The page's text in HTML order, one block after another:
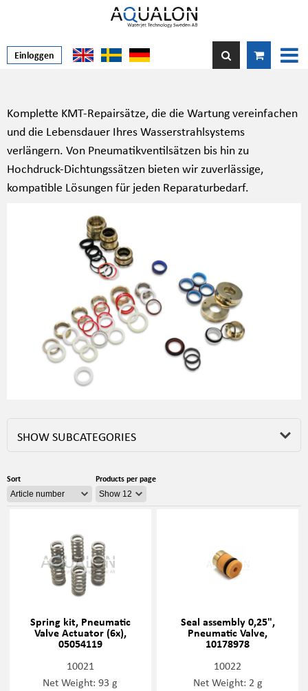
Einloggen
Komplette KMT-Repairsätze, die die Wartung vereinfachen
und die Lebensdauer Ihres Wasserstrahlsystems
verlängern. Von Pneumatikventilsätzen bis hin zu
Hochdruck-Dichtungssätzen bieten wir zuverlässige,
kompatible Lösungen für jeden Reparaturbedarf.
SHOW SUBCATEGORIES
Sort Products per page
Spring kit, Pneumatic
Valve Actuator (6x),
05054119
10021
Net Weight: 93 g
Seal assembly 0,25",
Pneumatic Valve,
10178978
10022
Net Weight: 2 g